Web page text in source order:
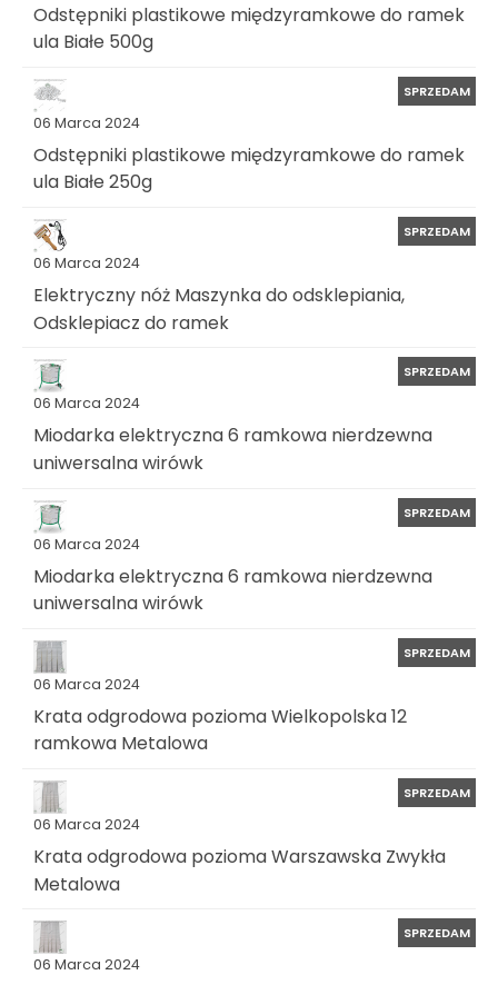
Odstępniki plastikowe międzyramkowe do ramek
ula Białe 500g
06 Marca 2024
SPRZEDAM
Odstępniki plastikowe międzyramkowe do ramek
ula Białe 250g
06 Marca 2024
SPRZEDAM
Elektryczny nóż Maszynka do odsklepiania,
Odsklepiacz do ramek
06 Marca 2024
SPRZEDAM
Miodarka elektryczna 6 ramkowa nierdzewna
uniwersalna wirówk
06 Marca 2024
SPRZEDAM
Miodarka elektryczna 6 ramkowa nierdzewna
uniwersalna wirówk
06 Marca 2024
SPRZEDAM
Krata odgrodowa pozioma Wielkopolska 12
ramkowa Metalowa
06 Marca 2024
SPRZEDAM
Krata odgrodowa pozioma Warszawska Zwykła
Metalowa
06 Marca 2024
SPRZEDAM